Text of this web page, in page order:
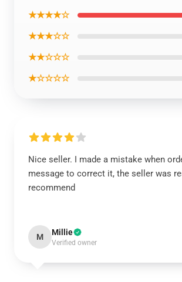
★★★★☆
★★★☆☆
★★☆☆☆
★☆☆☆☆
Nice seller. I made a mistake when
message to correct it, the seller was
recommend
M Millie
Verified owner